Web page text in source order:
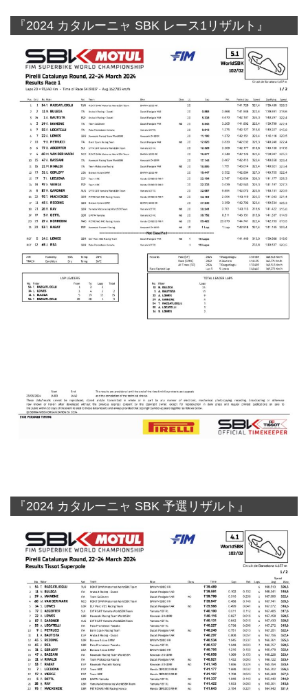
『2024 カタルーニャ SBK レース1リザルト』
『2024 カタルーニャ SBK 予選リザルト』